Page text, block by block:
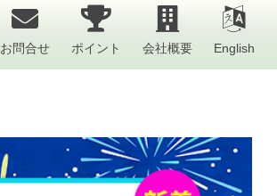
お問合せ ポイント 会社概要 English